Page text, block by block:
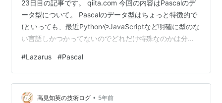
23日目の記事です。 qiita.com 今回の内容はPascalのデ
ータ型について。 Pascalのデータ型はちょっと特徴的で
(といっても、最近PythonやJavaScriptなど明確に型のな
い言語しかつかってないのでどれだけ特殊なのかは分か
す。 クラス型 構造体型 プリミティブ型 配列型 ポインタ
型 関数型(関数のポインタ型) メソッド型(メソッドのポイ
ンタ型) 特に注意が必要なデータ型いろいろ プリミティ
ブ型の扱い プリミティブ型だけみても結構な種類があ
#Lazarus #Pascal
高見知英の技術ログ • 5年前